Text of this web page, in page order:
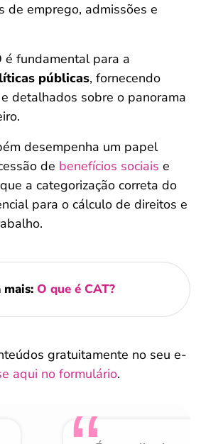
de emprego, admissões e
é fundamental para a
públicas, fornecendo
detalhados sobre o panorama
desempenha um papel
de benefícios sociais e
a categorização correta do
para o cálculo de direitos e
mais: O que é CAT?
gratuitamente no seu e-
aqui no formulário.